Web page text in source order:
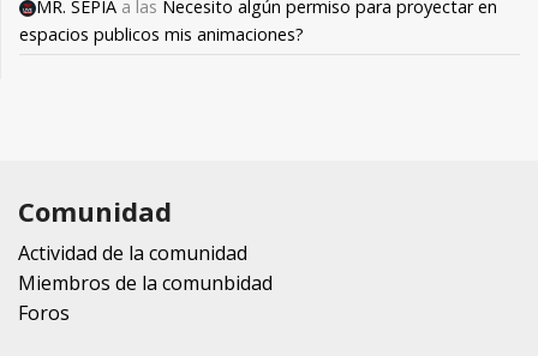
MR. SEPIA a las Necesito algún permiso para proyectar en
espacios publicos mis animaciones?
Comunidad
Actividad de la comunidad
Miembros de la comunbidad
Foros